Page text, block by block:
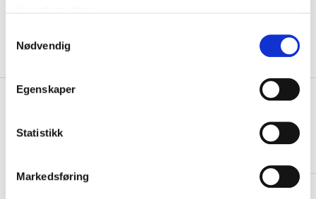
t
Nødvendig
Egenskaper
Statistikk
Markedsføring
Leveringstiden forlenges dersom produkter personaliseres.
Produkter med trykk kan ikke byttes eller returneres.
+
DETALJER +